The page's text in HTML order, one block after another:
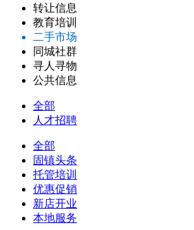
转让信息
教育培训
二手市场
同城社群
寻人寻物
公共信息
全部
人才招聘
全部
固镇头条
托管培训
优惠促销
新店开业
本地服务